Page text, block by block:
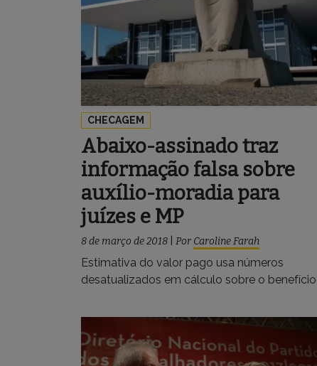
CHECAGEM
Abaixo-assinado traz
informação falsa sobre
auxílio-moradia para
juízes e MP
8 de março de 2018 Por Caroline Farah
Estimativa do valor pago usa números
desatualizados em cálculo sobre o benefício